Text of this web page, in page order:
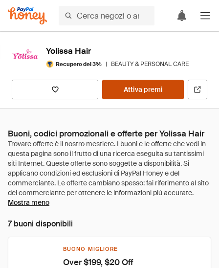
Yolissa Hair
Recupero del 3% | BEAUTY & PERSONAL CARE
Attiva premi
Buoni, codici promozionali e offerte per Yolissa Hair
Mostra meno
7 buoni disponibili
BUONO MIGLIORE
Over $199, $20 Off